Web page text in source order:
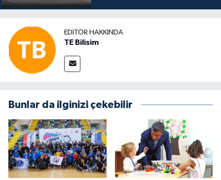
EDITÖR HAKKINDA
TE Bilisim
Bunlar da ilginizi çekebilir